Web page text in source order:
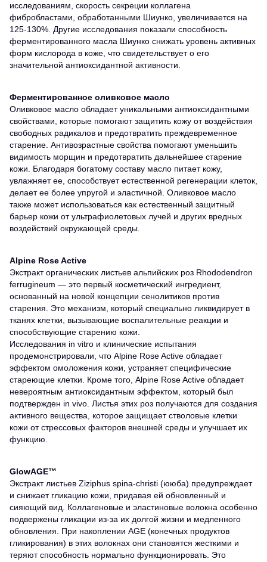
исследованиям, скорость секреции коллагена
фибробластами, обработанными Шиунко, увеличивается на
125-130%. Другие исследования показали способность
ферментированного масла Шиунко снижать уровень активных
форм кислорода в коже, что свидетельствует о его
значительной антиоксидантной активности.
Ферментированное оливковое масло
Оливковое масло обладает уникальными антиоксидантными
свойствами, которые помогают защитить кожу от воздействия
свободных радикалов и предотвратить преждевременное
старение. Антивозрастные свойства помогают уменьшить
видимость морщин и предотвратить дальнейшее старение
кожи. Благодаря богатому составу масло питает кожу,
увлажняет ее, способствует естественной регенерации клеток,
делает ее более упругой и эластичной. Оливковое масло
также может использоваться как естественный защитный
барьер кожи от ультрафиолетовых лучей и других вредных
воздействий окружающей среды.
Alpine Rose Active
Экстракт органических листьев альпийских роз Rhododendron
ferrugineum — это первый косметический ингредиент,
основанный на новой концепции сенолитиков против
старения. Это механизм, который специально ликвидирует в
тканях клетки, вызывающие воспалительные реакции и
способствующие старению кожи.
Исследования in vitro и клинические испытания
продемонстрировали, что Alpine Rose Active обладает
эффектом омоложения кожи, устраняет специфические
стареющие клетки. Кроме того, Alpine Rose Active обладает
невероятным антиоксидантным эффектом, который был
подтвержден in vivo. Листья этих роз получаются для создания
активного вещества, которое защищает стволовые клетки
кожи от стрессовых факторов внешней среды и улучшает их
функцию.
GlowAGE™
Экстракт листьев Ziziphus spina-сhristi (ююба) предупреждает
и снижает гликацию кожи, придавая ей обновленный и
сияющий вид. Коллагеновые и эластиновые волокна особенно
подвержены гликации из-за их долгой жизни и медленного
обновления. При накоплении AGE (конечных продуктов
гликирования) в этих волокнах они становятся жесткими и
теряют способность нормально функционировать. Это